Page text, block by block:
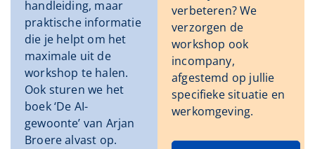
handleiding, maar
praktische informatie
die je helpt om het
maximale uit de
workshop te halen.
Ook sturen we het
boek ‘De AI-
gewoonte’ van Arjan
Broere alvast op.
verbeteren? We
verzorgen de
workshop ook
incompany,
afgestemd op jullie
specifieke situatie en
werkomgeving.